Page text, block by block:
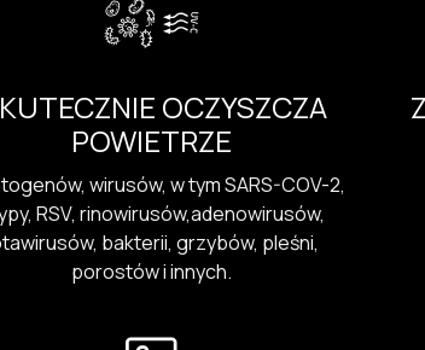
OCZYSZCZA
POWIETRZE
wirusów, w tym SARS-COV-2,
RSV, rinowirusów,adenowirusów,
bakterii, grzybów, pleśni,
porostów i innych.